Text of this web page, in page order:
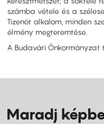
számba vétele és a
Tizenöt alkalom, minden
élmény megteremtése.
A Budavári Önkormányzat
Maradj